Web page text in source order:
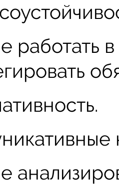
работать